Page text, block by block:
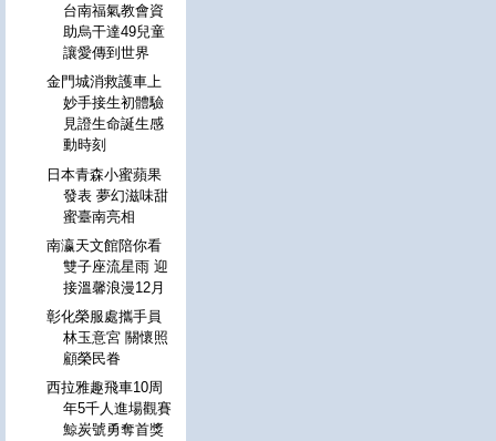
台南福氣教會資
助烏干達49兒童
讓愛傳到世界
金門城消救護車上
妙手接生初體驗
見證生命誕生感
動時刻
日本青森小蜜蘋果
發表 夢幻滋味甜
蜜臺南亮相
南瀛天文館陪你看
雙子座流星雨 迎
接溫馨浪漫12月
彰化榮服處攜手員
林玉意宮 關懷照
顧榮民眷
西拉雅趣飛車10周
年5千人進場觀賽
鯨炭號勇奪首獎